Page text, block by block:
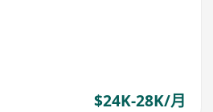
$24K-28K/月